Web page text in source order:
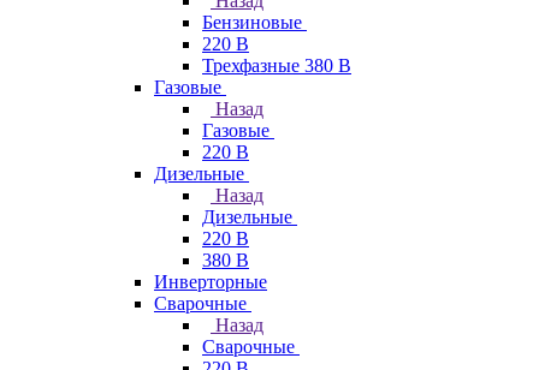
Бензиновые
220 В
Трехфазные 380 В
Газовые
Назад
Газовые
220 В
Дизельные
Назад
Дизельные
220 В
380 В
Инверторные
Сварочные
Назад
Сварочные